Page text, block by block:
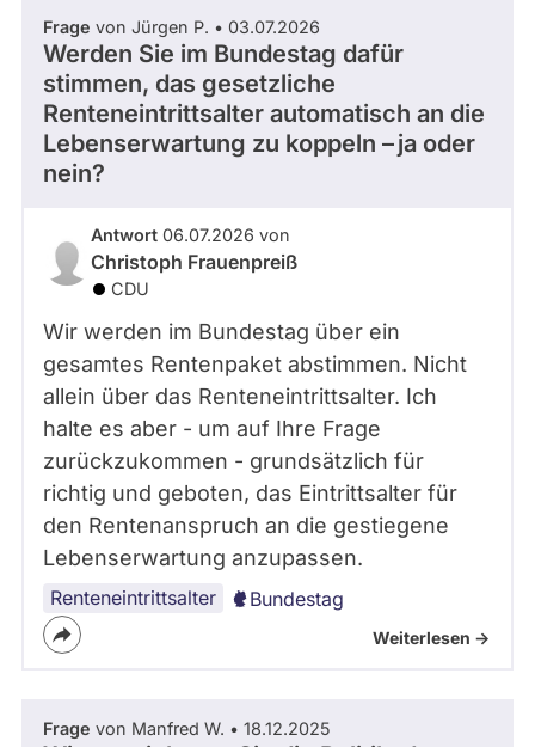
Frage von Jürgen P. • 03.07.2026
Werden Sie im Bundestag dafür
stimmen, das gesetzliche
Renteneintrittsalter automatisch an die
Lebenserwartung zu koppeln – ja oder
nein?
Antwort 06.07.2026 von
Christoph Frauenpreiß
CDU
Wir werden im Bundestag über ein
gesamtes Rentenpaket abstimmen. Nicht
allein über das Renteneintrittsalter. Ich
halte es aber - um auf Ihre Frage
zurückzukommen - grundsätzlich für
richtig und geboten, das Eintrittsalter für
den Rentenanspruch an die gestiegene
Lebenserwartung anzupassen.
Renteneintrittsalter Bundestag
Weiterlesen ->
Frage von Manfred W. • 18.12.2025